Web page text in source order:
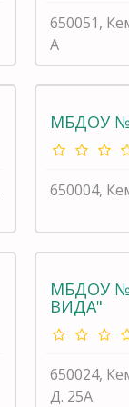
650051,
А
МБДОУ
650004,
МБДОУ
ВИДА"
650024,
Д. 25А